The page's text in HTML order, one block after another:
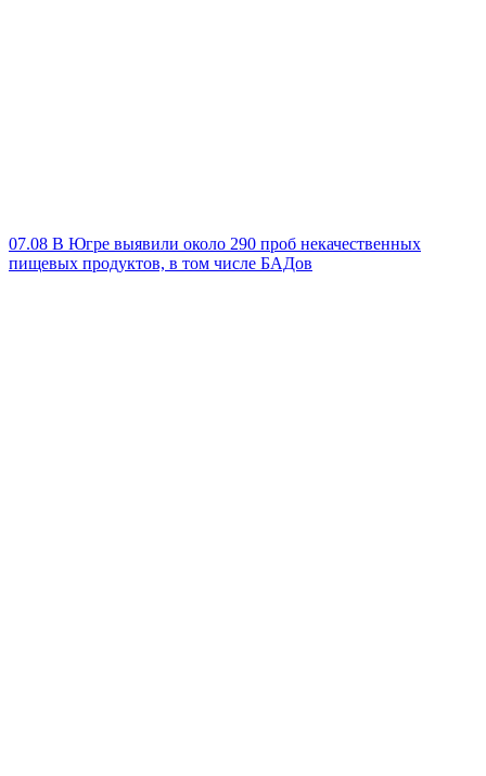
07.08 В Югре выявили около 290 проб некачественных
пищевых продуктов, в том числе БАДов